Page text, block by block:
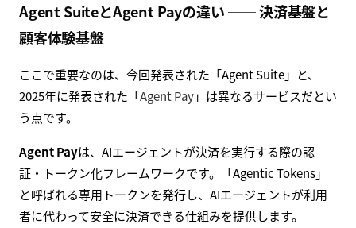
Agent SuiteとAgent Payの違い ── 決済基盤と
顧客体験基盤
ここで重要なのは、今回発表された「Agent Suite」と、
2025年に発表された「Agent Pay」は異なるサービスだとい
う点です。
Agent Payは、AIエージェントが決済を実行する際の認
証・トークン化フレームワークです。「Agentic Tokens」
と呼ばれる専用トークンを発行し、AIエージェントが利用
者に代わって安全に決済できる仕組みを提供します。